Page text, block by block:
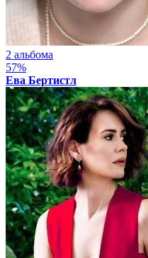
2 альбома
57%
Ева Бертистл